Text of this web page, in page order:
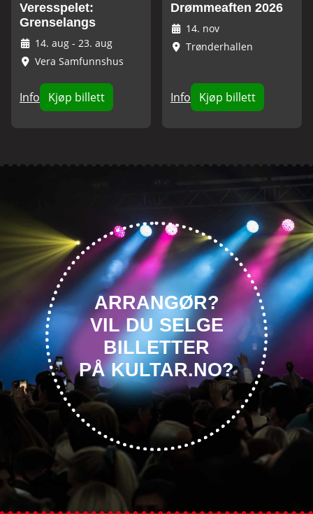
Veresspelet:
Grenselangs
14. aug - 23. aug
Vera Samfunnshus
Info Kjøp billett
Drømmeaften 2026
14. nov
Trønderhallen
Info Kjøp billett
ARRANGØR?
VIL DU SELGE
BILLETTER
PÅ KULTAR.NO?